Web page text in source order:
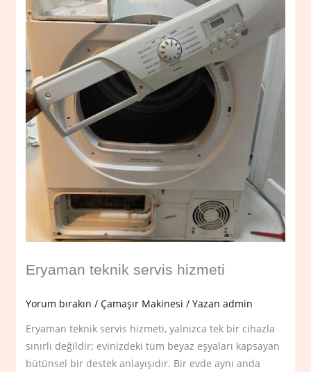
Eryaman teknik servis hizmeti
Yorum bırakın /Çamaşır Makinesi / Yazan admin
Eryaman teknik servis hizmeti, yalnızca tek bir cihazla
sınırlı değildir; evinizdeki tüm beyaz eşyaları kapsayan
bütünsel bir destek anlayışıdır. Bir evde aynı anda